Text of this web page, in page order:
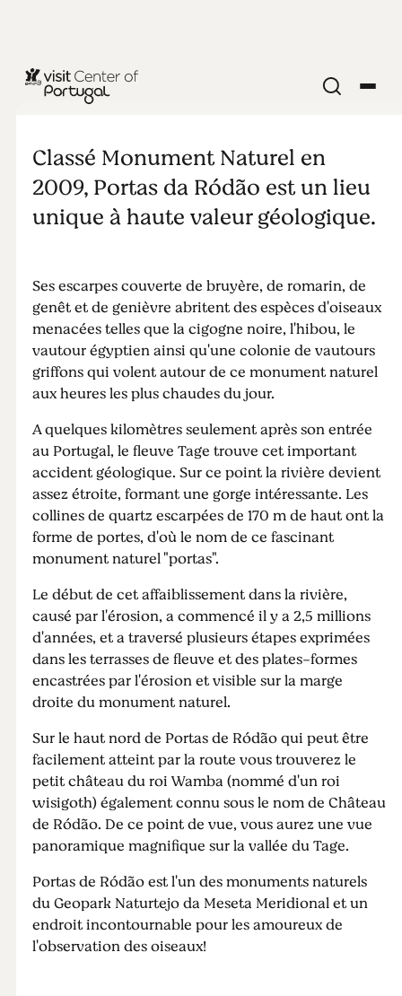
NATURE & PLEIN AIR
Portas de
Ródão
Classé Monument Naturel en
2009, Portas da Ródão est un lieu
unique à haute valeur géologique.
Ses escarpes couverte de bruyère, de romarin, de
genêt et de genièvre abritent des espèces d'oiseaux
menacées telles que la cigogne noire, l'hibou, le
vautour égyptien ainsi qu'une colonie de vautours
griffons qui volent autour de ce monument naturel
aux heures les plus chaudes du jour.
A quelques kilomètres seulement après son entrée
au Portugal, le fleuve Tage trouve cet important
accident géologique. Sur ce point la rivière devient
assez étroite, formant une gorge intéressante. Les
collines de quartz escarpées de 170 m de haut ont la
forme de portes, d'où le nom de ce fascinant
monument naturel "portas".
Le début de cet affaiblissement dans la rivière,
causé par l'érosion, a commencé il y a 2,5 millions
d'années, et a traversé plusieurs étapes exprimées
dans les terrasses de fleuve et des plates-formes
encastrées par l'érosion et visible sur la marge
droite du monument naturel.
Sur le haut nord de Portas de Ródão qui peut être
facilement atteint par la route vous trouverez le
petit château du roi Wamba (nommé d'un roi
wisigoth) également connu sous le nom de Château
de Ródão. De ce point de vue, vous aurez une vue
panoramique magnifique sur la vallée du Tage.
Portas de Ródão est l'un des monuments naturels
du Geopark Naturtejo da Meseta Meridional et un
endroit incontournable pour les amoureux de
l'observation des oiseaux!